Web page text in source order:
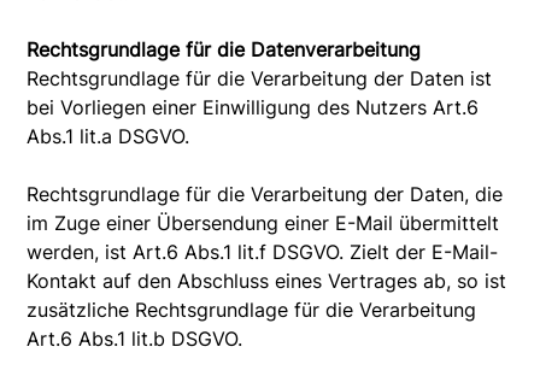
Rechtsgrundlage für die Datenverarbeitung
Rechtsgrundlage für die Verarbeitung der Daten ist
bei Vorliegen einer Einwilligung des Nutzers Art.6
Abs.1 lit.a DSGVO.
Rechtsgrundlage für die Verarbeitung der Daten, die
im Zuge einer Übersendung einer E-Mail übermittelt
werden, ist Art.6 Abs.1 lit.f DSGVO. Zielt der E-Mail-
Kontakt auf den Abschluss eines Vertrages ab, so ist
zusätzliche Rechtsgrundlage für die Verarbeitung
Art.6 Abs.1 lit.b DSGVO.